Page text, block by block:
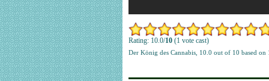
Rating: 10.0/10 (1 vote cast)
Der König des Cannabis 10.0 out of 10 based on